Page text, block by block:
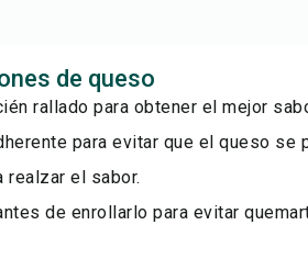
de queso
rallado para obtener el mejor
para evitar que el queso se
realzar el sabor.
de enrollarlo para evitar